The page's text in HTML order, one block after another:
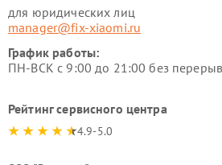
для юридических лиц
manager@fix-xiaomi.ru
График работы:
ПН-ВСК с 9:00 до 21:00 без
Рейтинг сервисного центра
4.9-5.0